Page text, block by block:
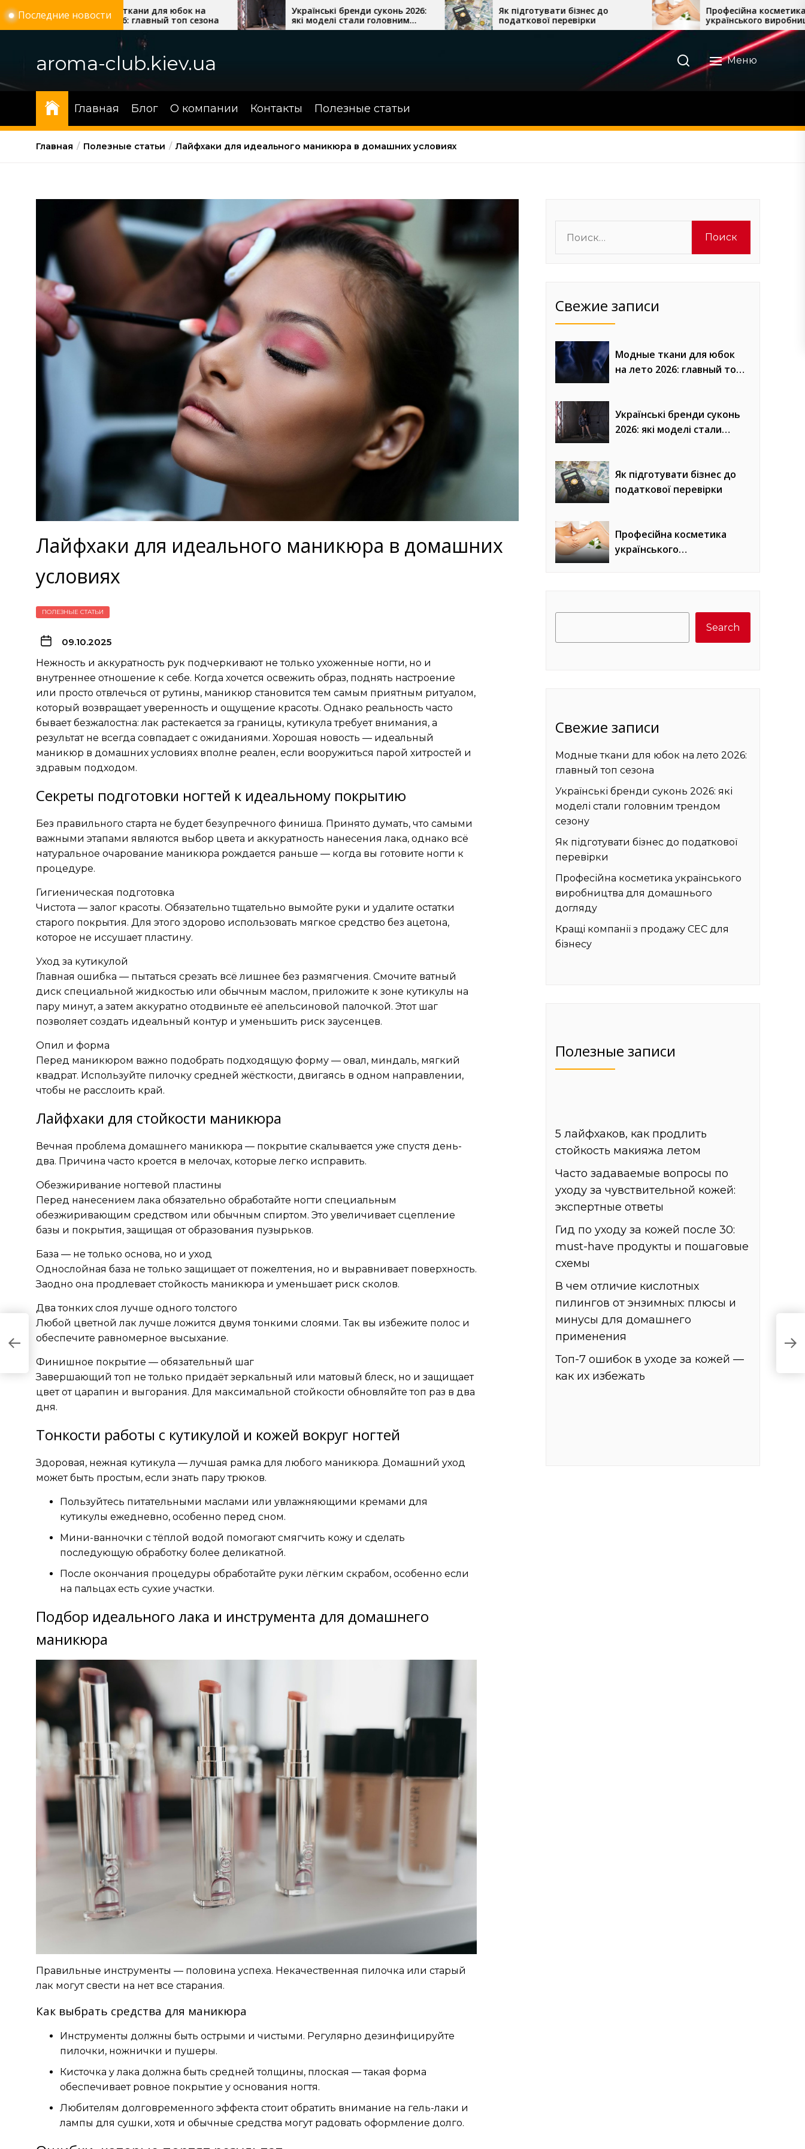
Перейти
к
Последние новости
ткани для юбок на
2026: главный топ сезона
Українські бренди суконь 2026:
які моделі стали головним
трендом сезону
Як підготувати бізнес до
податкової перевірки
Професійна косметика
українського виробництва для
домашнього догляду
aroma-club.kiev.ua Меню
Главная Блог О компании Контакты Полезные статьи
Главная Полезные статьи Лайфхаки для идеального маникюра в домашних условиях
Лайфхаки для идеального маникюра в домашних
условиях
ПОЛЕЗНЫЕ СТАТЬИ
09.10.2025
Нежность и аккуратность рук подчеркивают не только ухоженные ногти, но и
внутреннее отношение к себе. Когда хочется освежить образ, поднять настроение
или просто отвлечься от рутины, маникюр становится тем самым приятным ритуалом,
который возвращает уверенность и ощущение красоты. Однако реальность часто
бывает безжалостна: лак растекается за границы, кутикула требует внимания, а
результат не всегда совпадает с ожиданиями. Хорошая новость — идеальный
маникюр в домашних условиях вполне реален, если вооружиться парой хитростей и
здравым подходом.
Секреты подготовки ногтей к идеальному покрытию
Без правильного старта не будет безупречного финиша. Принято думать, что самыми
важными этапами являются выбор цвета и аккуратность нанесения лака, однако всё
натуральное очарование маникюра рождается раньше — когда вы готовите ногти к
процедуре.
Гигиеническая подготовка
Чистота — залог красоты. Обязательно тщательно вымойте руки и удалите остатки
старого покрытия. Для этого здорово использовать мягкое средство без ацетона,
которое не иссушает пластину.
Уход за кутикулой
Главная ошибка — пытаться срезать всё лишнее без размягчения. Смочите ватный
диск специальной жидкостью или обычным маслом, приложите к зоне кутикулы на
пару минут, а затем аккуратно отодвиньте её апельсиновой палочкой. Этот шаг
позволяет создать идеальный контур и уменьшить риск заусенцев.
Опил и форма
Перед маникюром важно подобрать подходящую форму — овал, миндаль, мягкий
квадрат. Используйте пилочку средней жёсткости, двигаясь в одном направлении,
чтобы не расслоить край.
Лайфхаки для стойкости маникюра
Вечная проблема домашнего маникюра — покрытие скалывается уже спустя день-
два. Причина часто кроется в мелочах, которые легко исправить.
Обезжиривание ногтевой пластины
Перед нанесением лака обязательно обработайте ногти специальным
обезжиривающим средством или обычным спиртом. Это увеличивает сцепление
базы и покрытия, защищая от образования пузырьков.
База — не только основа, но и уход
Однослойная база не только защищает от пожелтения, но и выравнивает поверхность.
Заодно она продлевает стойкость маникюра и уменьшает риск сколов.
Два тонких слоя лучше одного толстого
Любой цветной лак лучше ложится двумя тонкими слоями. Так вы избежите полос и
обеспечите равномерное высыхание.
Финишное покрытие — обязательный шаг
Завершающий топ не только придаёт зеркальный или матовый блеск, но и защищает
цвет от царапин и выгорания. Для максимальной стойкости обновляйте топ раз в два
дня.
Тонкости работы с кутикулой и кожей вокруг ногтей
Здоровая, нежная кутикула — лучшая рамка для любого маникюра. Домашний уход
может быть простым, если знать пару трюков.
Пользуйтесь питательными маслами или увлажняющими кремами для
кутикулы ежедневно, особенно перед сном.
Мини-ванночки с тёплой водой помогают смягчить кожу и сделать
последующую обработку более деликатной.
После окончания процедуры обработайте руки лёгким скрабом, особенно если
на пальцах есть сухие участки.
Подбор идеального лака и инструмента для домашнего
маникюра
Правильные инструменты — половина успеха. Некачественная пилочка или старый
лак могут свести на нет все старания.
Как выбрать средства для маникюра
Инструменты должны быть острыми и чистыми. Регулярно дезинфицируйте
пилочки, ножнички и пушеры.
Кисточка у лака должна быть средней толщины, плоская — такая форма
обеспечивает ровное покрытие у основания ногтя.
Любителям долговременного эффекта стоит обратить внимание на гель-лаки и
лампы для сушки, хотя и обычные средства могут радовать оформление долго.
Свежие записи
Модные ткани для юбок
на лето 2026: главный топ
Українські бренди суконь
2026: які моделі стали
Як підготувати бізнес до
податкової перевірки
Професійна косметика
українського
Search
Свежие записи
Модные ткани для юбок на лето 2026:
главный топ сезона
Українські бренди суконь 2026: які
моделі стали головним трендом
сезону
Як підготувати бізнес до податкової
перевірки
Професійна косметика українського
виробництва для домашнього
догляду
Кращі компанії з продажу СЕС для
бізнесу
Полезные записи
5 лайфхаков, как продлить
стойкость макияжа летом
Часто задаваемые вопросы по
уходу за чувствительной кожей:
экспертные ответы
Гид по уходу за кожей после 30:
must-have продукты и пошаговые
схемы
В чем отличие кислотных
пилингов от энзимных: плюсы и
минусы для домашнего
применения
Топ-7 ошибок в уходе за кожей —
как их избежать